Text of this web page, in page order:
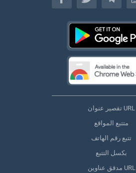
تقصير عنوان URL
متتبع المواقع
تتبع رقم الهاتف
بكسل التتبع
مدقق عناوين URL